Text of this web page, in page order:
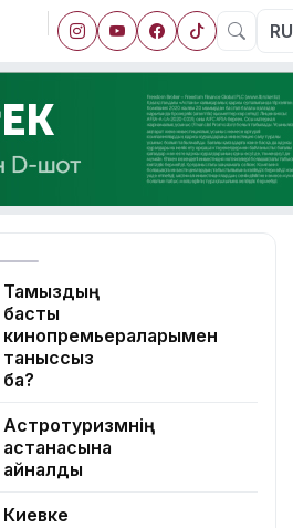
RU
Тамыздың
басты
кинопремьераларымен
таныссыз
ба?
Астротуризмнің
астанасына
айналды
Киевке